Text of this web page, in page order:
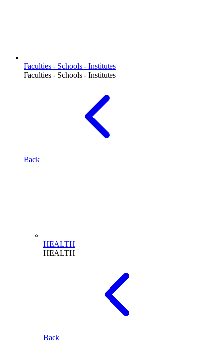
Faculties - Schools - Institutes
Faculties - Schools - Institutes
Back
HEALTH
HEALTH
Back